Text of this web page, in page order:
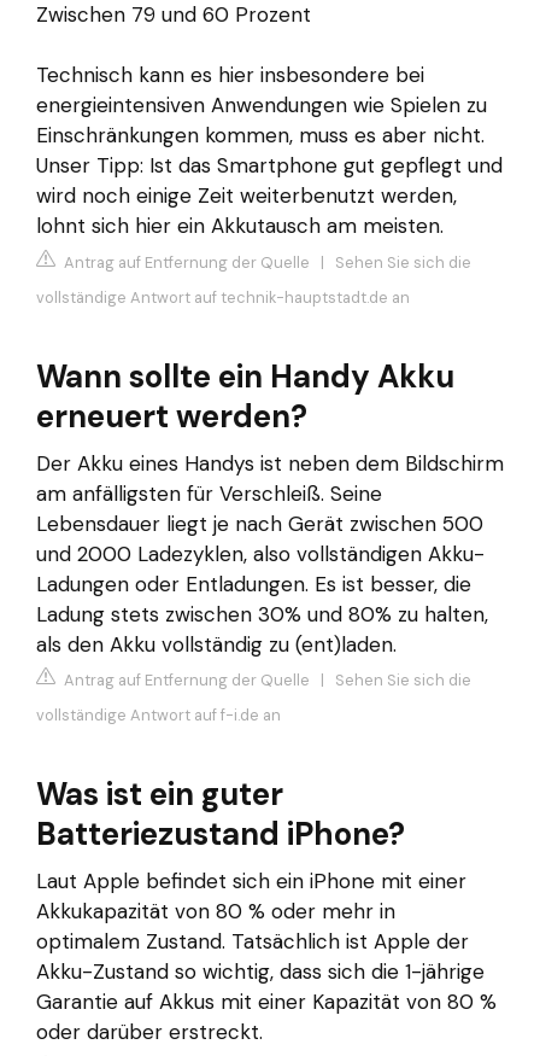
Zwischen 79 und 60 Prozent
Technisch kann es hier insbesondere bei
energieintensiven Anwendungen wie Spielen zu
Einschränkungen kommen, muss es aber nicht.
Unser Tipp: Ist das Smartphone gut gepflegt und
wird noch einige Zeit weiterbenutzt werden,
lohnt sich hier ein Akkutausch am meisten.
Antrag auf Entfernung der Quelle | Sehen Sie sich die
vollständige Antwort auf technik-hauptstadt.de an
Wann sollte ein Handy Akku
erneuert werden?
Der Akku eines Handys ist neben dem Bildschirm
am anfälligsten für Verschleiß. Seine
Lebensdauer liegt je nach Gerät zwischen 500
und 2000 Ladezyklen, also vollständigen Akku-
Ladungen oder Entladungen. Es ist besser, die
Ladung stets zwischen 30% und 80% zu halten,
als den Akku vollständig zu (ent)laden.
Antrag auf Entfernung der Quelle | Sehen Sie sich die
vollständige Antwort auf f-i.de an
Was ist ein guter
Batteriezustand iPhone?
Laut Apple befindet sich ein iPhone mit einer
Akkukapazität von 80 % oder mehr in
optimalem Zustand. Tatsächlich ist Apple der
Akku-Zustand so wichtig, dass sich die 1-jährige
Garantie auf Akkus mit einer Kapazität von 80 %
oder darüber erstreckt.